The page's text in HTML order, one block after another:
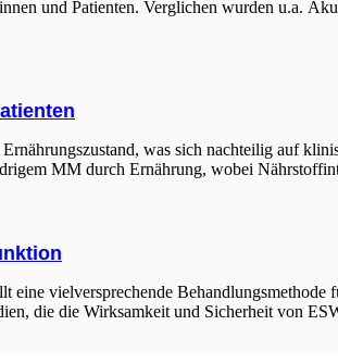
und Patienten. Verglichen wurden u.a.
was sich nachteilig auf
MM durch Ernährung, wobei
eine vielversprechende
die die Wirksamkeit und Sicherheit von